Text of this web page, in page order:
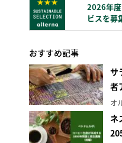
2026年
ビスを募
おすすめ記事
サ
者
オ
ネ